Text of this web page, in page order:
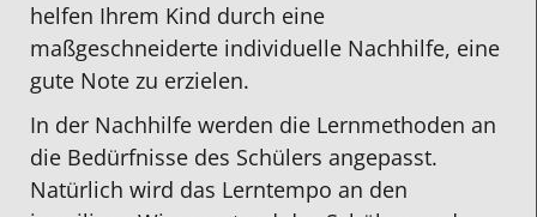
helfen Ihrem Kind durch eine
maßgeschneiderte individuelle Nachhilfe, eine
gute Note zu erzielen.
In der Nachhilfe werden die Lernmethoden an
die Bedürfnisse des Schülers angepasst.
Natürlich wird das Lerntempo an den